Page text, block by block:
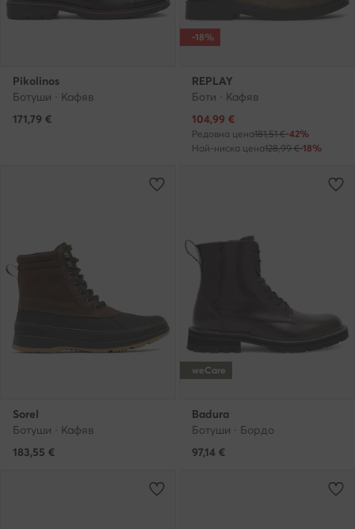
Pikolinos
Ботуши · Кафяв
171,79 €
-18%
REPLAY
Боти · Кафяв
Актуална цена
104,99 €
Редовна цена181,51 €-42%
Най-ниска цена128,99 €-18%
Sorel
Ботуши · Кафяв
183,55 €
weCare
Badura
Ботуши · Бордо
97,14 €